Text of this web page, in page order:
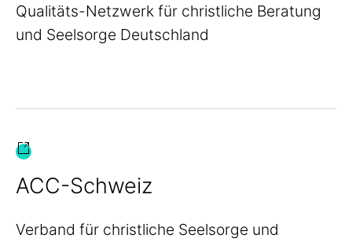
Qualitäts-Netzwerk für christliche Beratung
und Seelsorge Deutschland
ACC-Schweiz
Verband für christliche Seelsorge und